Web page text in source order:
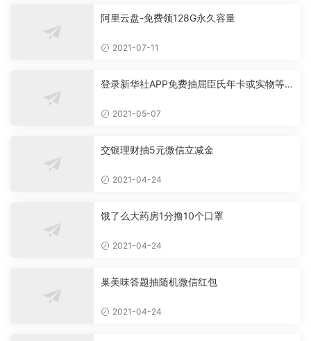
阿里云盘-免费领128G永久容量
2021-07-11
登录新华社APP免费抽屈臣氏年卡或实物等
2021-05-07
交银理财抽5元微信立减金
2021-04-24
饿了么大药房1分撸10个口罩
2021-04-24
巢美味答题抽随机微信红包
2021-04-24